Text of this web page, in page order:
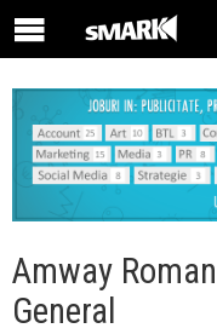
Amway
General